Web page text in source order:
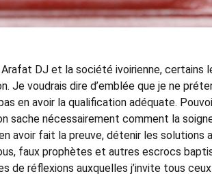
DJ et la société ivoirienne, certains
Je voudrais dire d’emblée que je ne
en avoir la qualification adéquate.
sache nécessairement comment la
avoir fait la preuve, détenir les solutions
faux prophètes et autres escrocs
de réflexions auxquelles j’invite tous